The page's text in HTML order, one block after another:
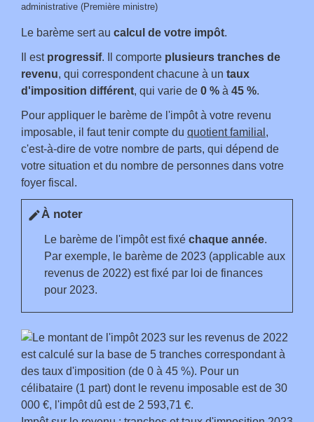
administrative (Première ministre)
Le barème sert au calcul de votre impôt.
Il est progressif. Il comporte plusieurs tranches de
revenu, qui correspondent chacune à un taux
d'imposition différent, qui varie de 0 % à 45 %.
Pour appliquer le barème de l'impôt à votre revenu
imposable, il faut tenir compte du quotient familial ,
c'est-à-dire de votre nombre de parts, qui dépend de
votre situation et du nombre de personnes dans votre
foyer fiscal.
editÀ noter
Le barème de l'impôt est fixé chaque année.
Par exemple, le barème de 2023 (applicable aux
revenus de 2022) est fixé par loi de finances
pour 2023.